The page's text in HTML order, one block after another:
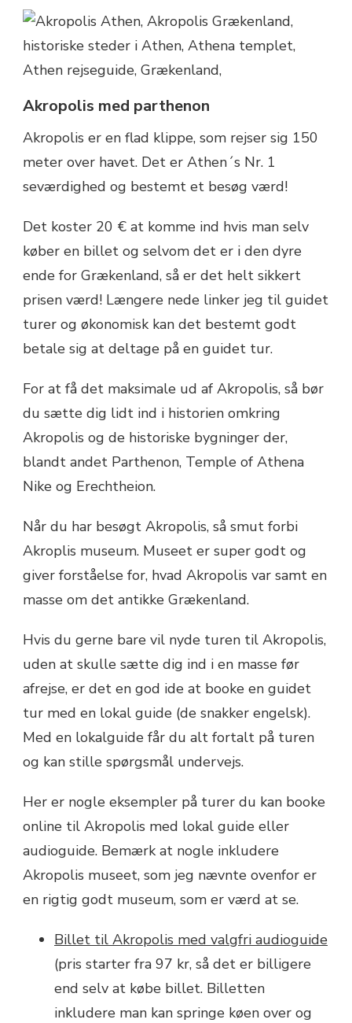
Akropolis med parthenon
Akropolis er en flad klippe, som rejser sig 150
meter over havet. Det er Athen´s Nr. 1
seværdighed og bestemt et besøg værd!
Det koster 20 € at komme ind hvis man selv
køber en billet og selvom det er i den dyre
ende for Grækenland, så er det helt sikkert
prisen værd! Længere nede linker jeg til guidet
turer og økonomisk kan det bestemt godt
betale sig at deltage på en guidet tur.
For at få det maksimale ud af Akropolis, så bør
du sætte dig lidt ind i historien omkring
Akropolis og de historiske bygninger der,
blandt andet Parthenon, Temple of Athena
Nike og Erechtheion.
Når du har besøgt Akropolis, så smut forbi
Akroplis museum. Museet er super godt og
giver forståelse for, hvad Akropolis var samt en
masse om det antikke Grækenland.
Hvis du gerne bare vil nyde turen til Akropolis,
uden at skulle sætte dig ind i en masse før
afrejse, er det en god ide at booke en guidet
tur med en lokal guide (de snakker engelsk).
Med en lokalguide får du alt fortalt på turen
og kan stille spørgsmål undervejs.
Her er nogle eksempler på turer du kan booke
online til Akropolis med lokal guide eller
audioguide. Bemærk at nogle inkludere
Akropolis museet, som jeg nævnte ovenfor er
en rigtig godt museum, som er værd at se.
Billet til Akropolis med valgfri audioguide
(pris starter fra 97 kr, så det er billigere
end selv at købe billet. Billetten
inkludere man kan springe køen over og